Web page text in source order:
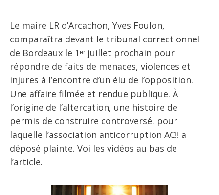
Le maire LR d’Arcachon, Yves Foulon,
comparaîtra devant le tribunal correctionnel
de Bordeaux le 1ᵉʳ juillet prochain pour
répondre de faits de menaces, violences et
injures à l’encontre d’un élu de l’opposition.
Une affaire filmée et rendue publique. À
l’origine de l’altercation, une histoire de
permis de construire controversé, pour
laquelle l’association anticorruption AC!! a
déposé plainte. Voi les vidéos au bas de
l’article.